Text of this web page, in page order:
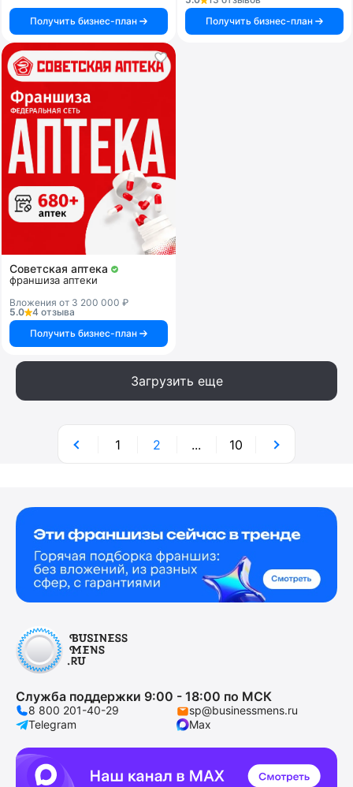
Получить бизнес-план
Получить бизнес-план
Советская аптека
франшиза аптеки
Вложения от 3 200 000 ₽
5.0
4 отзыва
Получить бизнес-план
Загрузить еще
1 2 ... 10
Служба поддержки 9:00 - 18:00 по МСК
8 800 201-40-29
sp@businessmens.ru
Telegram
Max